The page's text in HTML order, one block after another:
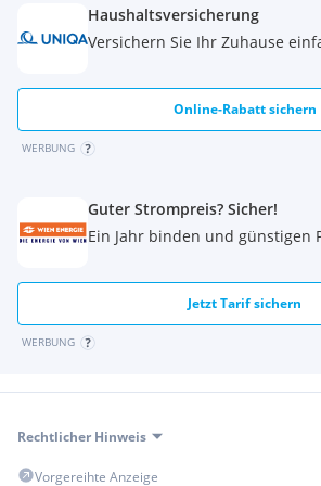
Obergeschoss 2:
Hochwertiges Tageslicht-Badezimmer
und WM-Anschluss
Stauraum
Multifunktionsraum (ca. 19 m²)- ideal
oder Hobbyraum
Perfekte Lage - Top Anbindung und
Haushaltsversicherung
Versichern Sie Ihr Zuhause
Online-Rabatt sichern
WERBUNG
Guter Strompreis? Sicher!
Ein Jahr binden und günstigen
Jetzt Tarif sichern
WERBUNG
Rechtlicher Hinweis
Vorgereihte Anzeige